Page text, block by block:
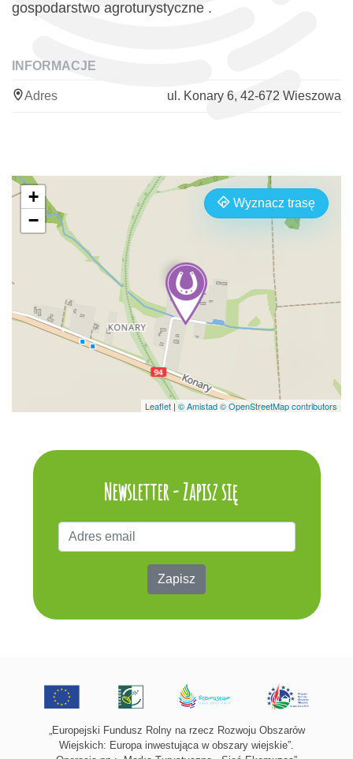
gospodarstwo agroturystyczne .
INFORMACJE
Adres ul. Konary 6, 42-672 Wieszowa
Wyznacz trasę
+
−
Leaflet | © Amistad© OpenStreetMap contributors
Newsletter - Zapisz się
Zapisz
„Europejski Fundusz Rolny na rzecz Rozwoju Obszarów
Wiejskich: Europa inwestująca w obszary wiejskie”.